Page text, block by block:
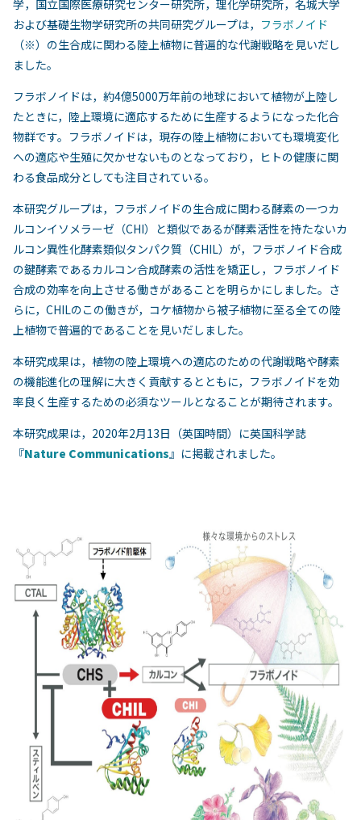
学，国立国際医療研究センター研究所，理化学研究所，名城大学
および基礎生物学研究所の共同研究グループは， フラボノイド
（※）の生合成に関わる陸上植物に普遍的な代謝戦略を見いだし
ました。
フラボノイドは，約4億5000万年前の地球において植物が上陸し
たときに，陸上環境に適応するために生産するようになった化合
物群です。フラボノイドは，現存の陸上植物においても環境変化
への適応や生殖に欠かせないものとなっており，ヒトの健康に関
わる食品成分としても注目されている。
本研究グループは，フラボノイドの生合成に関わる酵素の一つカ
ルコンイソメラーゼ（CHI）と類似であるが酵素活性を持たないカ
ルコン異性化酵素類似タンパク質（CHIL）が，フラボノイド合成
の鍵酵素であるカルコン合成酵素の活性を矯正し，フラボノイド
合成の効率を向上させる働きがあることを明らかにしました。さ
らに，CHILのこの働きが，コケ植物から被子植物に至る全ての陸
上植物で普遍的であることを見いだしました。
本研究成果は，植物の陸上環境への適応のための代謝戦略や酵素
の機能進化の理解に大きく貢献するとともに，フラボノイドを効
率良く生産するための必須なツールとなることが期待されます。
本研究成果は，2020年2月13日（英国時間）に英国科学誌
『Nature Communications』に掲載されました。